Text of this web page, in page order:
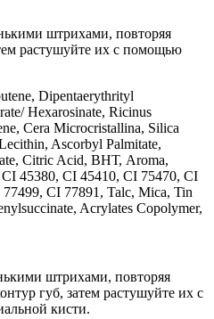
штрихами, повторяя
растушуйте их с помощью
Dipentaerythrityl
Hexarosinate, Ricinus
Cera Microcristallina, Silica
Ascorbyl Palmitate,
Citric Acid, ВНТ, Aroma,
45380, CI 45410, CI 75470, CI
CI 77891, Talc, Mica, Tin
Acrylates Copolymer,
штрихами, повторяя
губ, затем растушуйте их с
кисти.